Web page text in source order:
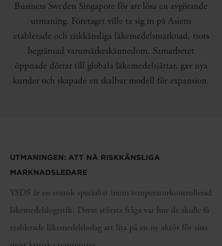
Business Sweden Singapore för att lösa en avgörande
utmaning. Företaget ville ta sig in på Asiens
etablerade och riskkänsliga läkemedelsmarknad, trots
begränsad varumärkeskännedom. Samarbetet
öppnade dörrar till globala läkemedelsjättar, gav nya
kunder och skapade en skalbar modell för expansion.
UTMANINGEN: ATT NÅ RISKKÄNSLIGA
MARKNADSLEDARE
YSDS är en svensk specialist inom temperaturkontrollerad
läkemedelslogistik. Deras största fråga var hur de skulle få
etablerade läkemedelsbolag att lita på en ny aktör för sina